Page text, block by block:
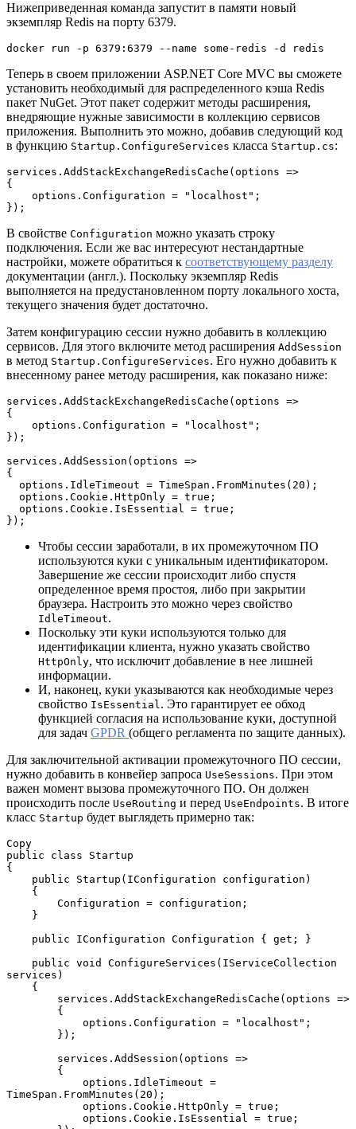
Нижеприведенная команда запустит в памяти новый
экземпляр Redis на порту 6379.
docker run -p 6379:6379 --name some-redis -d redis
Теперь в своем приложении ASP.NET Core MVC вы сможете
установить необходимый для распределенного кэша Redis
пакет NuGet. Этот пакет содержит методы расширения,
внедряющие нужные зависимости в коллекцию сервисов
приложения. Выполнить это можно, добавив следующий код
в функцию Startup.ConfigureServices класса Startup.cs:
services.AddStackExchangeRedisCache(options =>
{
});
В свойстве Configuration можно указать строку
подключения. Если же вас интересуют нестандартные
настройки, можете обратиться к соответствующему разделу
документации (англ.). Поскольку экземпляр Redis
выполняется на предустановленном порту локального хоста,
текущего значения будет достаточно.
Затем конфигурацию сессии нужно добавить в коллекцию
сервисов. Для этого включите метод расширения AddSession
в метод Startup.ConfigureServices. Его нужно добавить к
внесенному ранее методу расширения, как показано ниже:
services.AddStackExchangeRedisCache(options =>
{
});
services.AddSession(options =>
{
});
Чтобы сессии заработали, в их промежуточном ПО
используются куки с уникальным идентификатором.
Завершение же сессии происходит либо спустя
определенное время простоя, либо при закрытии
браузера. Настроить это можно через свойство
IdleTimeout.
Поскольку эти куки используются только для
идентификации клиента, нужно указать свойство
HttpOnly, что исключит добавление в нее лишней
информации.
И, наконец, куки указываются как необходимые через
свойство IsEssential. Это гарантирует ее обход
функцией согласия на использование куки, доступной
для задач GPDR (общего регламента по защите данных).
Для заключительной активации промежуточного ПО сессии,
нужно добавить в конвейер запроса UseSessions. При этом
важен момент вызова промежуточного ПО. Он должен
происходить после UseRouting и перед UseEndpoints. В итоге
класс Startup будет выглядеть примерно так:
Copy
public class Startup
{
services)
TimeSpan.FromMinutes(20);